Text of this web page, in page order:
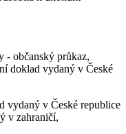
- občanský průkaz,
doklad vydaný v České
vydaný v České republice
v zahraničí,